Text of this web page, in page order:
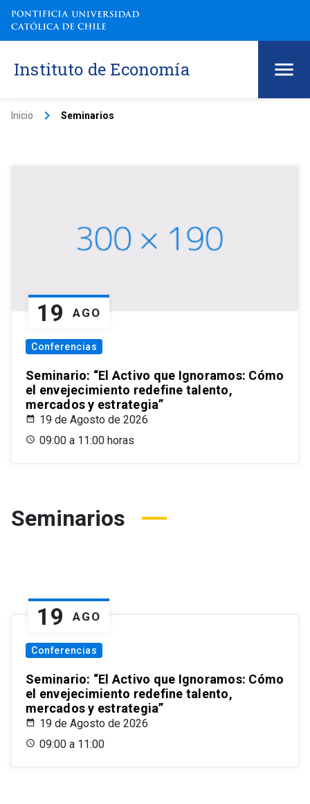
Instituto de Economía
Inicio keyboard_arrow_right Seminarios
19 AGO
Conferencias
Seminario: “El Activo que Ignoramos: Cómo
el envejecimiento redefine talento,
mercados y estrategia”
19 de Agosto de 2026
09:00 a 11:00 horas
Seminarios
19 AGO
Conferencias
Seminario: “El Activo que Ignoramos: Cómo
el envejecimiento redefine talento,
mercados y estrategia”
19 de Agosto de 2026
09:00 a 11:00